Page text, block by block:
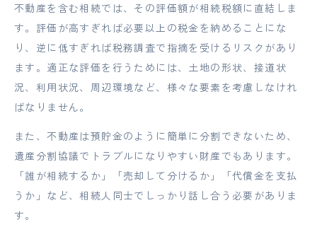
不動産を含む相続では、その評価額が相続税額に直結しま
す。評価が高すぎれば必要以上の税金を納めることにな
り、逆に低すぎれば税務調査で指摘を受けるリスクがあり
ます。適正な評価を行うためには、土地の形状、接道状
況、利用状況、周辺環境など、様々な要素を考慮しなけれ
ばなりません。
また、不動産は預貯金のように簡単に分割できないため、
遺産分割協議でトラブルになりやすい財産でもあります。
「誰が相続するか」「売却して分けるか」「代償金を支払
うか」など、相続人同士でしっかり話し合う必要がありま
す。